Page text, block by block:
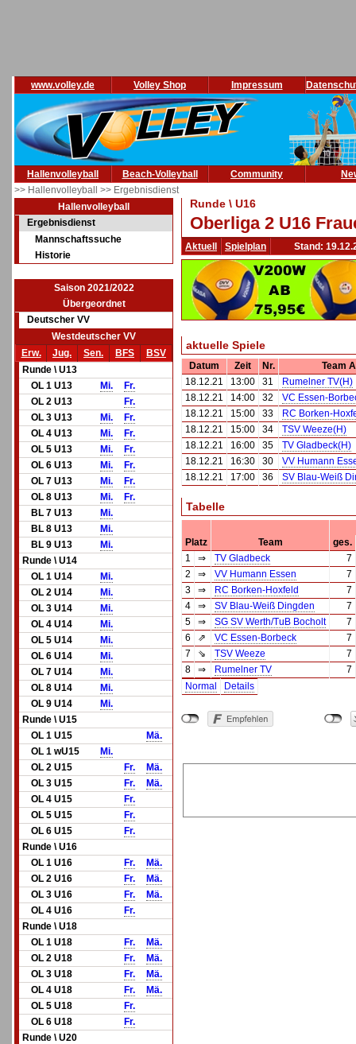
www.volley.de Volley Shop Impressum
Hallenvolleyball Beach-Volleyball Community
>> Hallenvolleyball >> Ergebnisdienst
Hallenvolleyball
Ergebnisdienst
Mannschaftssuche
Historie
Saison 2021/2022
Übergeordnet
Deutscher VV
Westdeutscher VV
Erw.
Jug. Sen. BFS
BSV
Runde \ U13
OL 1 U13
Mi.
Fr.
OL 2 U13
Fr.
OL 3 U13
Mi.
Fr.
OL 4 U13
Mi.
Fr.
OL 5 U13
Mi.
Fr.
OL 6 U13
Mi.
Fr.
OL 7 U13
Mi.
Fr.
OL 8 U13
Mi.
Fr.
BL 7 U13
Mi.
BL 8 U13
Mi.
BL 9 U13
Mi.
Runde \ U14
OL 1 U14
Mi.
OL 2 U14
Mi.
OL 3 U14
Mi.
OL 4 U14
Mi.
OL 5 U14
Mi.
OL 6 U14
Mi.
OL 7 U14
Mi.
OL 8 U14
Mi.
OL 9 U14
Mi.
Runde \ U15
OL 1 U15
Mä.
OL 1 wU15
Mi.
OL 2 U15
Fr.
Mä.
OL 3 U15
Fr.
Mä.
OL 4 U15
Fr.
OL 5 U15
Fr.
OL 6 U15
Fr.
Runde \ U16
OL 1 U16
Fr.
Mä.
OL 2 U16
Fr.
Mä.
OL 3 U16
Fr.
Mä.
OL 4 U16
Fr.
Runde \ U18
OL 1 U18
Fr.
Mä.
OL 2 U18
Fr.
Mä.
OL 3 U18
Fr.
Mä.
OL 4 U18
Fr.
Mä.
OL 5 U18
Fr.
OL 6 U18
Fr.
Runde \ U20
Runde \ U16
Oberliga 2 U16
Aktuell Spielplan Stand:
aktuelle Spiele
Datum Zeit Nr.
Team A
18.12.21
13:00 31
Rumelner TV(H)
18.12.21
14:00 32
VC Essen-
18.12.21
15:00 33
RC Borken-
18.12.21
15:00 34
TSV Weeze(H)
18.12.21
16:00 35
TV Gladbeck(H)
18.12.21
16:30 30
VV Humann
18.12.21
17:00 36 SV Blau-Weiß
Tabelle
Platz Team
ges.
1
⇒ TV Gladbeck
7
2
⇒ VV Humann Essen
7
3
⇒ RC Borken-Hoxfeld
7
4
⇒ SV Blau-Weiß Dingden
7
5
⇒ SG SV Werth/TuB Bocholt
7
6
⇗ VC Essen-Borbeck
7
7
⇘ TSV Weeze
7
8
⇒ Rumelner TV
7
Normal
Details